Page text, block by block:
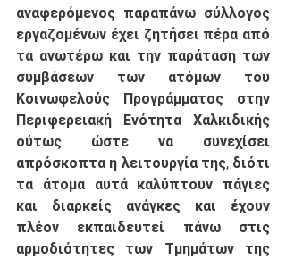
αναφερόμενος παραπάνω σύλλογος
εργαζομένων έχει ζητήσει πέρα από
τα ανωτέρω και την παράταση των
συμβάσεων των ατόμων του
Κοινωφελούς Προγράμματος στην
Περιφερειακή Ενότητα Χαλκιδικής
ούτως ώστε να συνεχίσει
απρόσκοπτα η λειτουργία της, διότι
τα άτομα αυτά καλύπτουν πάγιες
και διαρκείς ανάγκες και έχουν
πλέον εκπαιδευτεί πάνω στις
αρμοδιότητες των Τμημάτων της